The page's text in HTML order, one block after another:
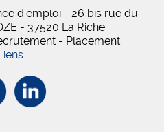
d'emploi - 26 bisrue du
- 37520 La Riche
- Placement